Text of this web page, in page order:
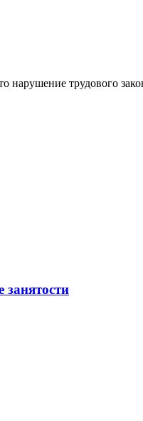
нарушение трудового